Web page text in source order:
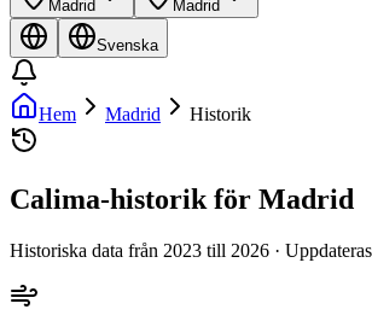
Madrid Madrid
Svenska
Hem Madrid Historik
Calima-historik för Madrid
Historiska data från 2023 till 2026 ·